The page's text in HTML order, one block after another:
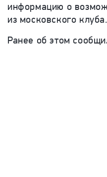
информацию о
из московского клуба.
Ранее об этом